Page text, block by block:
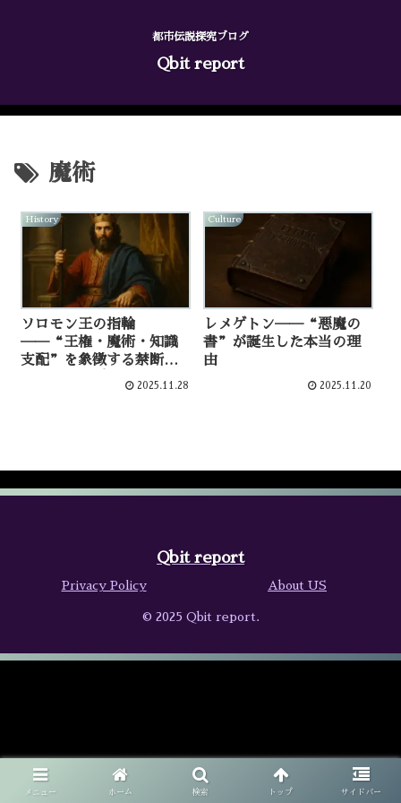
都市伝説探究ブログ
Qbit report
魔術
History
ソロモン王の指輪
──“王権・魔術・知識
支配”を象徴する禁断の
2025.11.28
Culture
レメゲトン──“悪魔の
書”が誕生した本当の理
由
2025.11.20
Qbit report
Privacy Policy About US
© 2025 Qbit report.
メニュー ホーム 検索 トップ サイドバー